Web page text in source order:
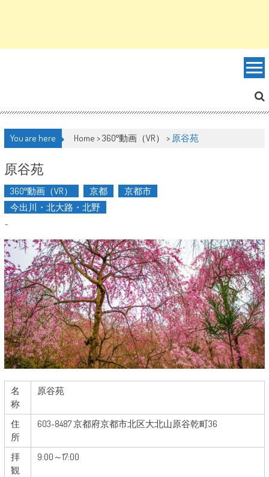
You are here Home >360°動画（VR） > 原谷苑
原谷苑
360°動画（VR） 京都
京都市
今出川・北大路・北野
-
名
称
原谷苑
住
所
603-8487 京都府京都市北区大北山原谷乾町36
拝
観
9:00～17:00